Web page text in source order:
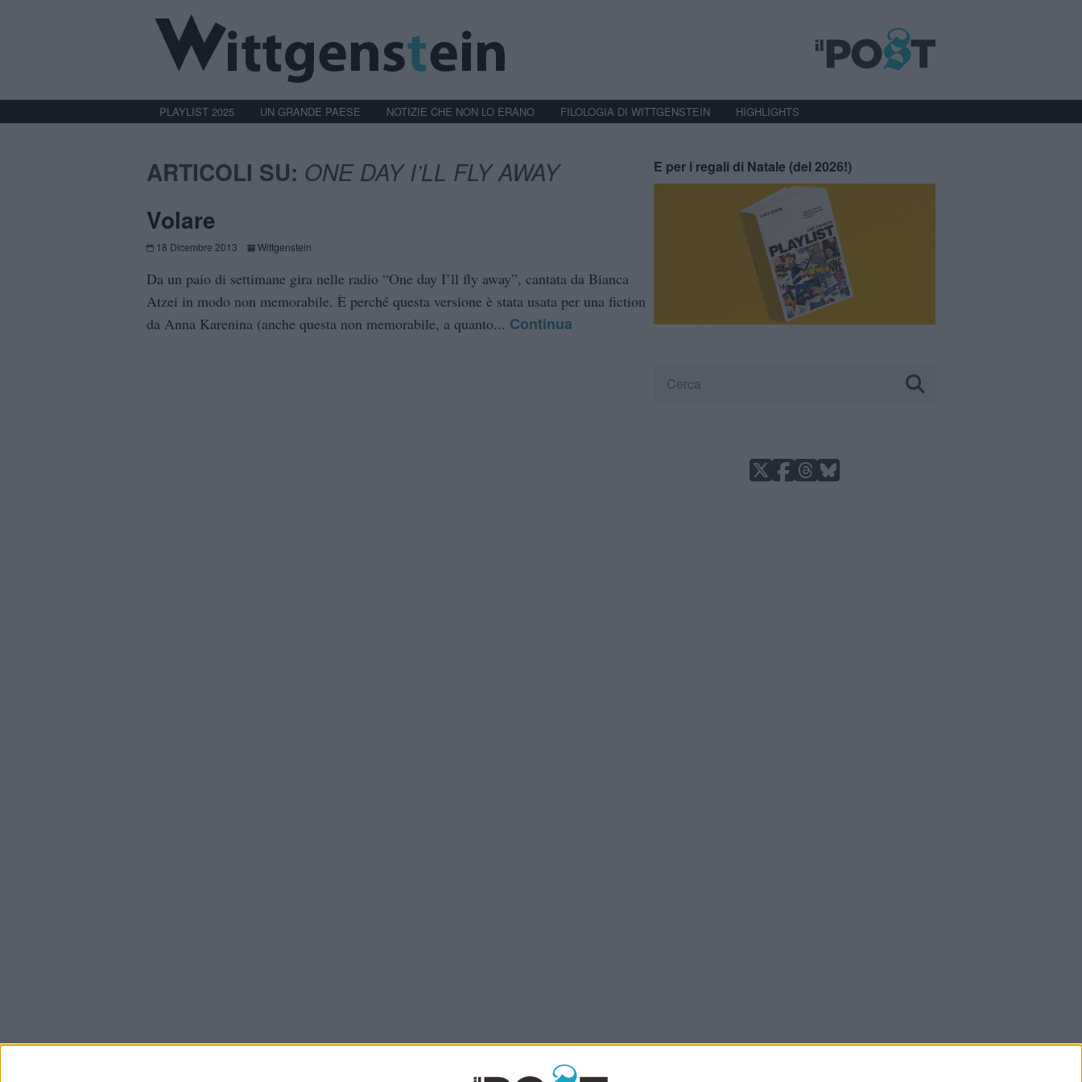
PLAYLIST 2025 UN GRANDE PAESE NOTIZIE CHE NON LO ERANO FILOLOGIA DI WITTGENSTEIN HIGHLIGHTS
ARTICOLI SU: ONE DAY I’LL FLY AWAY
Volare
18 Dicembre 2013 Wittgenstein
Da un paio di settimane gira nelle radio “One day I’ll fly away”, cantata da Bianca
Atzei in modo non memorabile. È perché questa versione è stata usata per una fiction
da Anna Karenina (anche questa non memorabile, a quanto... Continua
E per i regali di Natale (del 2026!)